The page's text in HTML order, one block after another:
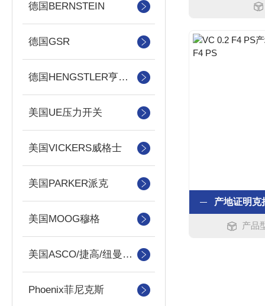
德国BERNSTEIN
德国GSR
德国HENGSTLER亨士乐
美国UE压力开关
美国VICKERS威格士
美国PARKER派克
美国MOOG穆格
美国ASCO/捷高/纽曼蒂克
Phoenix菲尼克斯
产品